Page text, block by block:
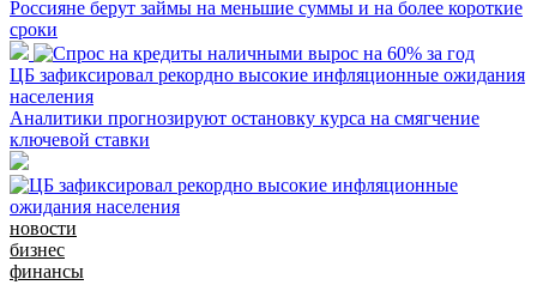
Россияне берут займы на меньшие суммы и на более короткие
сроки
ЦБ зафиксировал рекордно высокие инфляционные ожидания
населения
Аналитики прогнозируют остановку курса на смягчение
ключевой ставки
новости
бизнес
финансы